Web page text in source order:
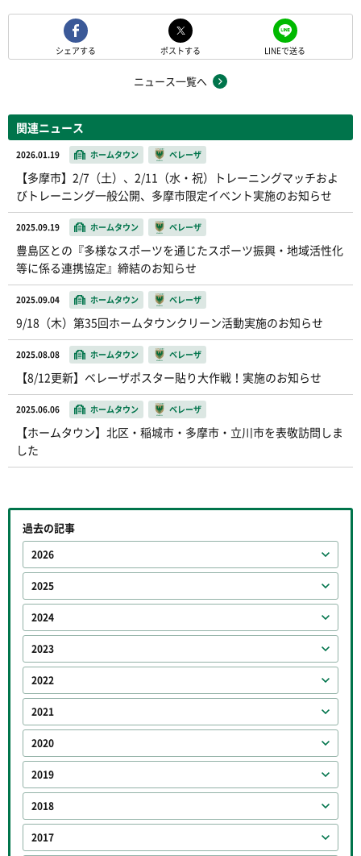
シェアする ポストする LINEで送る
ニュース一覧へ
関連ニュース
2026.01.19 ホームタウン ベレーザ
【多摩市】2/7（土）、2/11（水・祝）トレーニングマッチおよ
びトレーニング一般公開、多摩市限定イベント実施のお知らせ
2025.09.19 ホームタウン ベレーザ
豊島区との『多様なスポーツを通じたスポーツ振興・地域活性化
等に係る連携協定』締結のお知らせ
2025.09.04 ホームタウン ベレーザ
9/18（木）第35回ホームタウンクリーン活動実施のお知らせ
2025.08.08 ホームタウン ベレーザ
【8/12更新】ベレーザポスター貼り大作戦！実施のお知らせ
2025.06.06 ホームタウン ベレーザ
【ホームタウン】北区・稲城市・多摩市・立川市を表敬訪問しま
した
過去の記事
2026
2025
2024
2023
2022
2021
2020
2019
2018
2017